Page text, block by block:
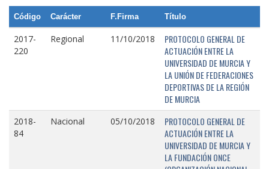
Código Carácter F.Firma Título
2017-
220
Regional 11/10/2018
PROTOCOLO GENERAL DE
ACTUACIÓN ENTRE LA
UNIVERSIDAD DE MURCIA Y
LA UNIÓN DE FEDERACIONES
DEPORTIVAS DE LA REGIÓN
DE MURCIA
2018-
84
Nacional 05/10/2018
PROTOCOLO GENERAL DE
ACTUACIÓN ENTRE LA
UNIVERSIDAD DE MURCIA Y
LA FUNDACIÓN ONCE